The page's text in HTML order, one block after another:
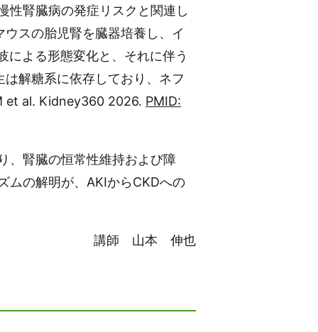
性腎臓病の発症リスクと関連し
スの胎児腎を臓器培養し、イ
よる形態変化と、それに伴う
解糖系に依存しており、ネフ
et al. Kidney360 2026. PMID:
、腎臓の恒常性維持および障
ムの解明が、AKIからCKDへの
講師 山本 伸也